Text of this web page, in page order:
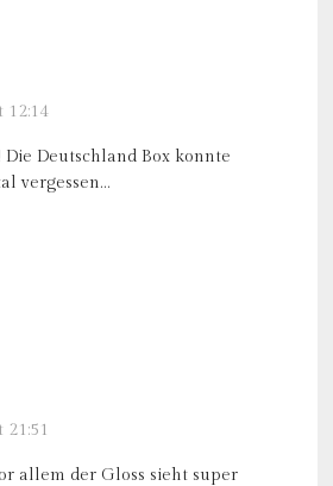
12:14
Deutschland Box konnte
vergessen…
21:51
allem der Gloss sieht super